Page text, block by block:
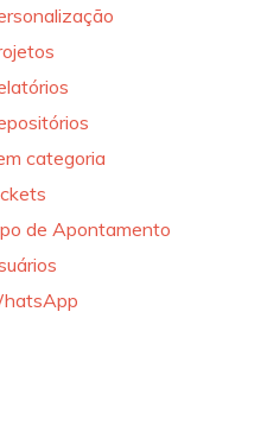
categoria
de Apontamento